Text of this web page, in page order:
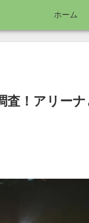
ホーム
査！アリー